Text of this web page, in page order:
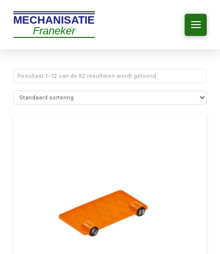
MECHANISATIE
Franeker
Resultaat 1–12 van de 82 resultaten wordt getoond